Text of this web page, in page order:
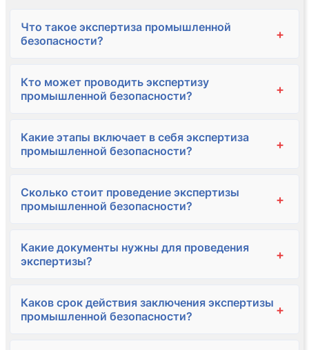
Что такое экспертиза промышленной
безопасности?
+
Кто может проводить экспертизу
промышленной безопасности?
+
Какие этапы включает в себя экспертиза
промышленной безопасности?
+
Сколько стоит проведение экспертизы
промышленной безопасности?
+
Какие документы нужны для проведения
экспертизы?
+
Каков срок действия заключения экспертизы
промышленной безопасности?
+